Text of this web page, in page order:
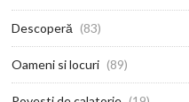
Descoperă (83)
Oameni si locuri (89)